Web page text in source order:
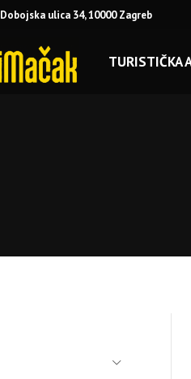
Dobojska ulica 34, 10000 Zagreb
TURISTIČKA